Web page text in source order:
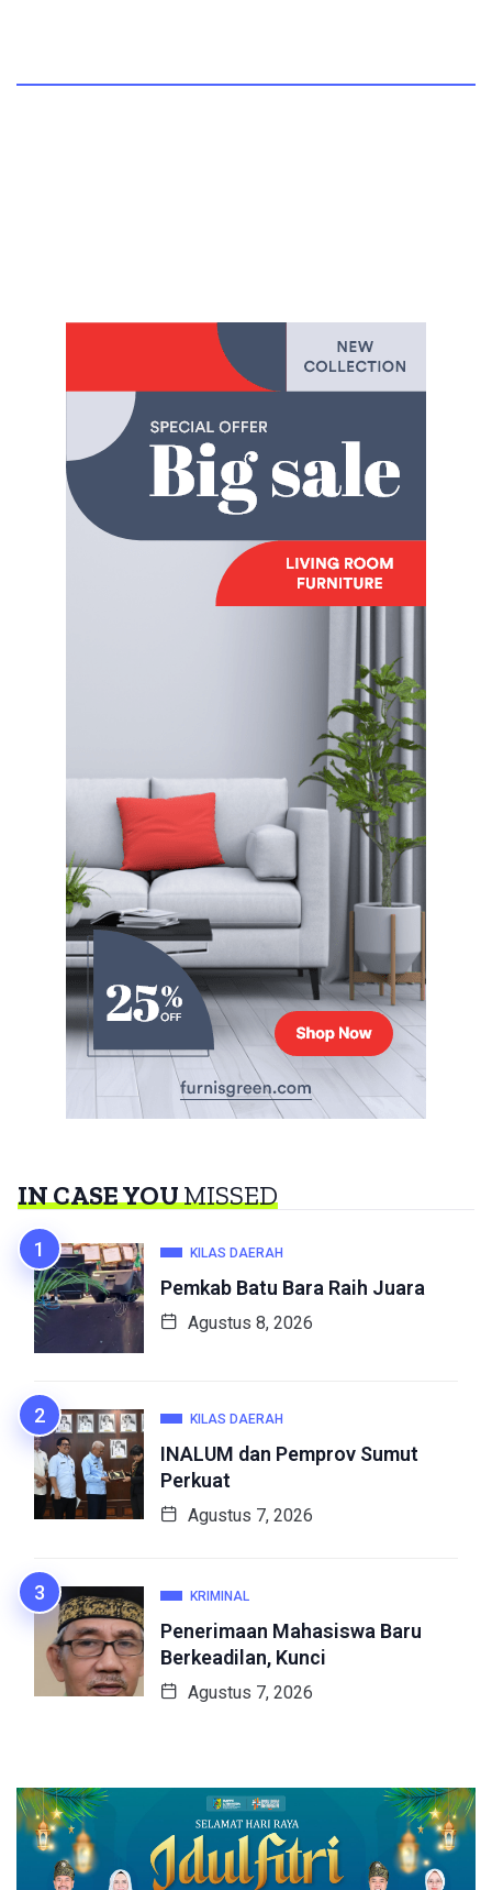
IN CASE YOUMISSED
KILAS DAERAH
Pemkab Batu Bara Raih Juara
Agustus 8, 2026
KILAS DAERAH
INALUM dan Pemprov Sumut
Perkuat
Agustus 7, 2026
KRIMINAL
Penerimaan Mahasiswa Baru
Berkeadilan, Kunci
Agustus 7, 2026